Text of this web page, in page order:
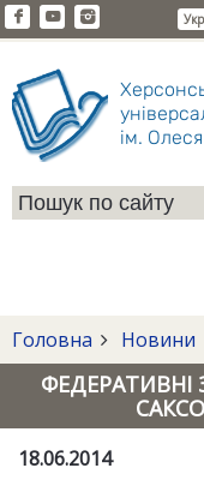
ім.
Головна Новини
18.06.2014